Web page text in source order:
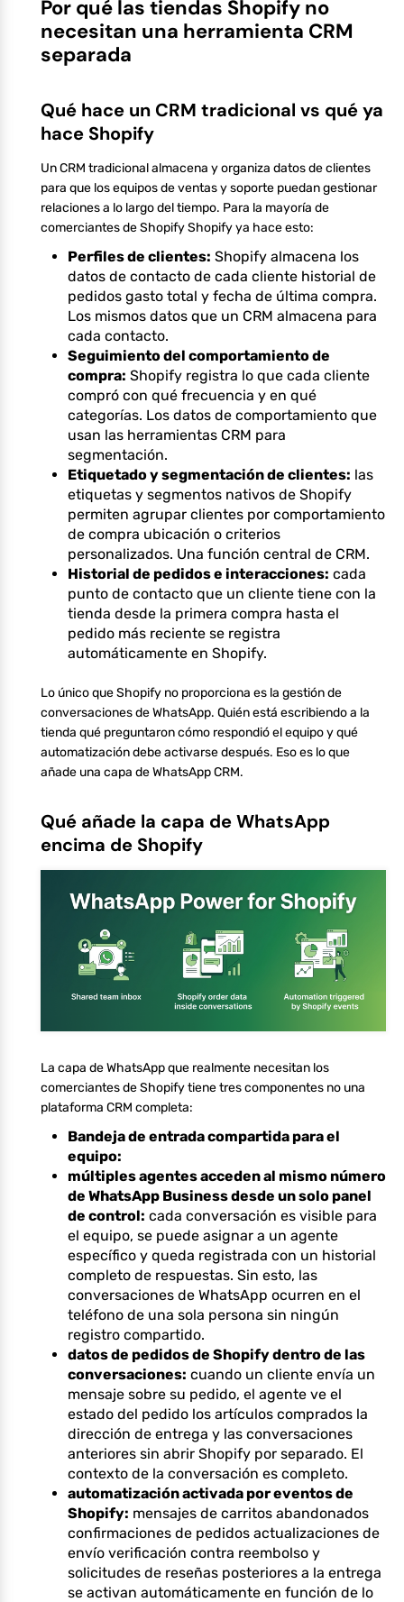
Por qué las tiendas Shopify no
necesitan una herramienta CRM
separada
Qué hace un CRM tradicional vs qué ya
hace Shopify
Un CRM tradicional almacena y organiza datos de clientes
para que los equipos de ventas y soporte puedan gestionar
relaciones a lo largo del tiempo. Para la mayoría de
comerciantes de Shopify Shopify ya hace esto:
Perfiles de clientes: Shopify almacena los
datos de contacto de cada cliente historial de
pedidos gasto total y fecha de última compra.
Los mismos datos que un CRM almacena para
cada contacto.
Seguimiento del comportamiento de
compra: Shopify registra lo que cada cliente
compró con qué frecuencia y en qué
categorías. Los datos de comportamiento que
usan las herramientas CRM para
segmentación.
Etiquetado y segmentación de clientes: las
etiquetas y segmentos nativos de Shopify
permiten agrupar clientes por comportamiento
de compra ubicación o criterios
personalizados. Una función central de CRM.
Historial de pedidos e interacciones: cada
punto de contacto que un cliente tiene con la
tienda desde la primera compra hasta el
pedido más reciente se registra
automáticamente en Shopify.
Lo único que Shopify no proporciona es la gestión de
conversaciones de WhatsApp. Quién está escribiendo a la
tienda qué preguntaron cómo respondió el equipo y qué
automatización debe activarse después. Eso es lo que
añade una capa de WhatsApp CRM.
Qué añade la capa de WhatsApp
encima de Shopify
La capa de WhatsApp que realmente necesitan los
comerciantes de Shopify tiene tres componentes no una
plataforma CRM completa:
Bandeja de entrada compartida para el
equipo:
múltiples agentes acceden al mismo número
de WhatsApp Business desde un solo panel
de control: cada conversación es visible para
el equipo, se puede asignar a un agente
específico y queda registrada con un historial
completo de respuestas. Sin esto, las
conversaciones de WhatsApp ocurren en el
teléfono de una sola persona sin ningún
registro compartido.
datos de pedidos de Shopify dentro de las
conversaciones: cuando un cliente envía un
mensaje sobre su pedido, el agente ve el
estado del pedido los artículos comprados la
dirección de entrega y las conversaciones
anteriores sin abrir Shopify por separado. El
contexto de la conversación es completo.
automatización activada por eventos de
Shopify: mensajes de carritos abandonados
confirmaciones de pedidos actualizaciones de
envío verificación contra reembolso y
solicitudes de reseñas posteriores a la entrega
se activan automáticamente en función de lo